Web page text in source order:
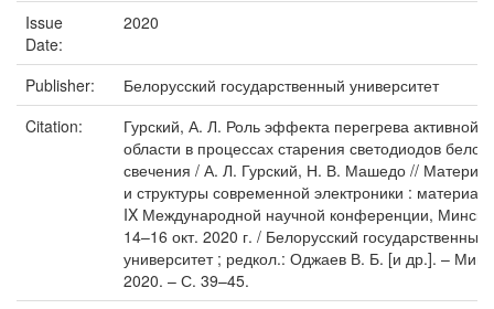
Issue
Date:
2020
Publisher:
Белорусский государственный университет
Citation:
Гурский, А. Л. Роль эффекта перегрева активной
области в процессах старения светодиодов белого
свечения / А. Л. Гурский, Н. В. Машедо //
и структуры современной электроники :
IX Международной научной конференции, Минск,
14–16 окт. 2020 г. / Белорусский государственный
университет ; редкол.: Оджаев В. Б. [и др.]. –
2020. – С. 39–45.